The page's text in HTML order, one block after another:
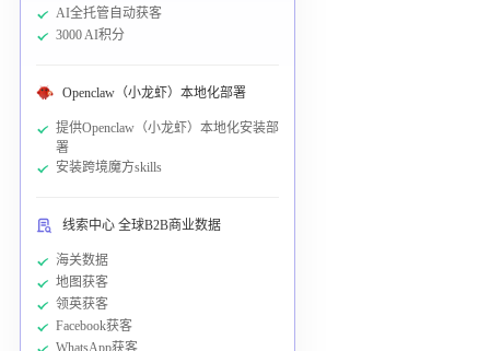
AI全托管自动获客
3000 AI积分
Openclaw（小龙虾）本地化部署
提供Openclaw（小龙虾）本地化安装部
署
安装跨境魔方skills
线索中心 全球B2B商业数据
海关数据
地图获客
领英获客
Facebook获客
WhatsApp获客